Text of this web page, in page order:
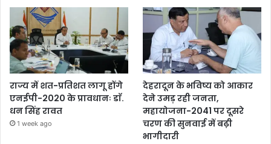
राज्य में शत-प्रतिशत लागू होंगे
एनईपी-2020 के प्रावधानः डाॅ.
धन सिंह रावत
1 week ago
देहरादून के भविष्य को आकार
देने उमड़ रही जनता,
महायोजना-2041 पर दूसरे
चरण की सुनवाई में बढ़ी
भागीदारी